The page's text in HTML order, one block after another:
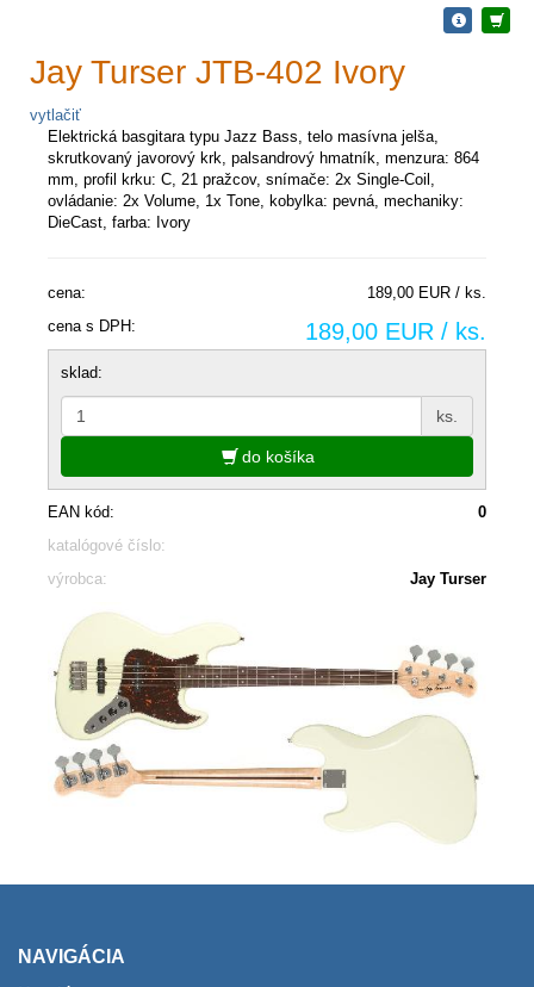
Jay Turser JTB-402 Ivory
vytlačiť
Elektrická basgitara typu Jazz Bass, telo masívna jelša,
skrutkovaný javorový krk, palsandrový hmatník, menzura: 864
mm, profil krku: C, 21 pražcov, snímače: 2x Single-Coil,
ovládanie: 2x Volume, 1x Tone, kobylka: pevná, mechaniky:
DieCast, farba: Ivory
cena:
189,00 EUR / ks.
cena s DPH:
189,00 EUR / ks.
sklad:
ks.
do košíka
EAN kód:
0
katalógové číslo:
výrobca:
Jay Turser
NAVIGÁCIA